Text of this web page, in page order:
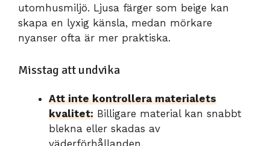
utomhusmiljö. Ljusa färger som beige kan
skapa en lyxig känsla, medan mörkare
nyanser ofta är mer praktiska.
Misstag att undvika
Att inte kontrollera materialets
kvalitet: Billigare material kan snabbt
blekna eller skadas av
väderförhållanden.